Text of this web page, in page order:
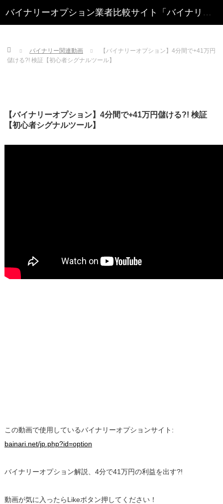
Home バイナリー関連動画
【バイナリーオプション】4分間で+41万円
儲ける?! 検証【初心者シグナルツール】
【バイナリーオプション】4分間で+41万円儲ける?! 検証
【初心者シグナルツール】
この動画で使用しているバイナリーオプションサイト:
bainari.net/jp.php?id=option
バイナリーオプション解説、4分で41万円の利益を出す?!
動画が気に入ったらLikeボタン押してください！